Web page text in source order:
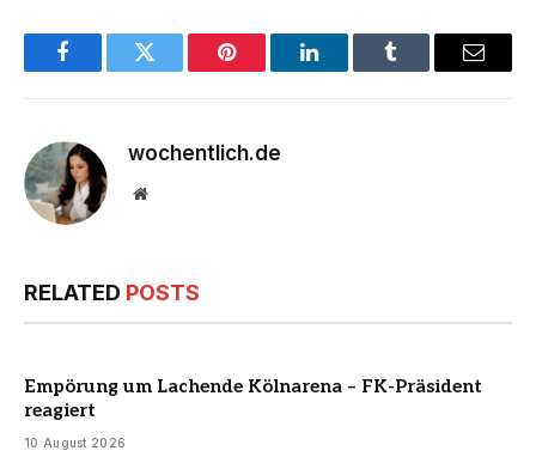
FacebookTwitter Pinterest LinkedInTumblr Email
wochentlich.de
Website
RELATED POSTS
Empörung um Lachende Kölnarena – FK-Präsident
reagiert
10 August 2026